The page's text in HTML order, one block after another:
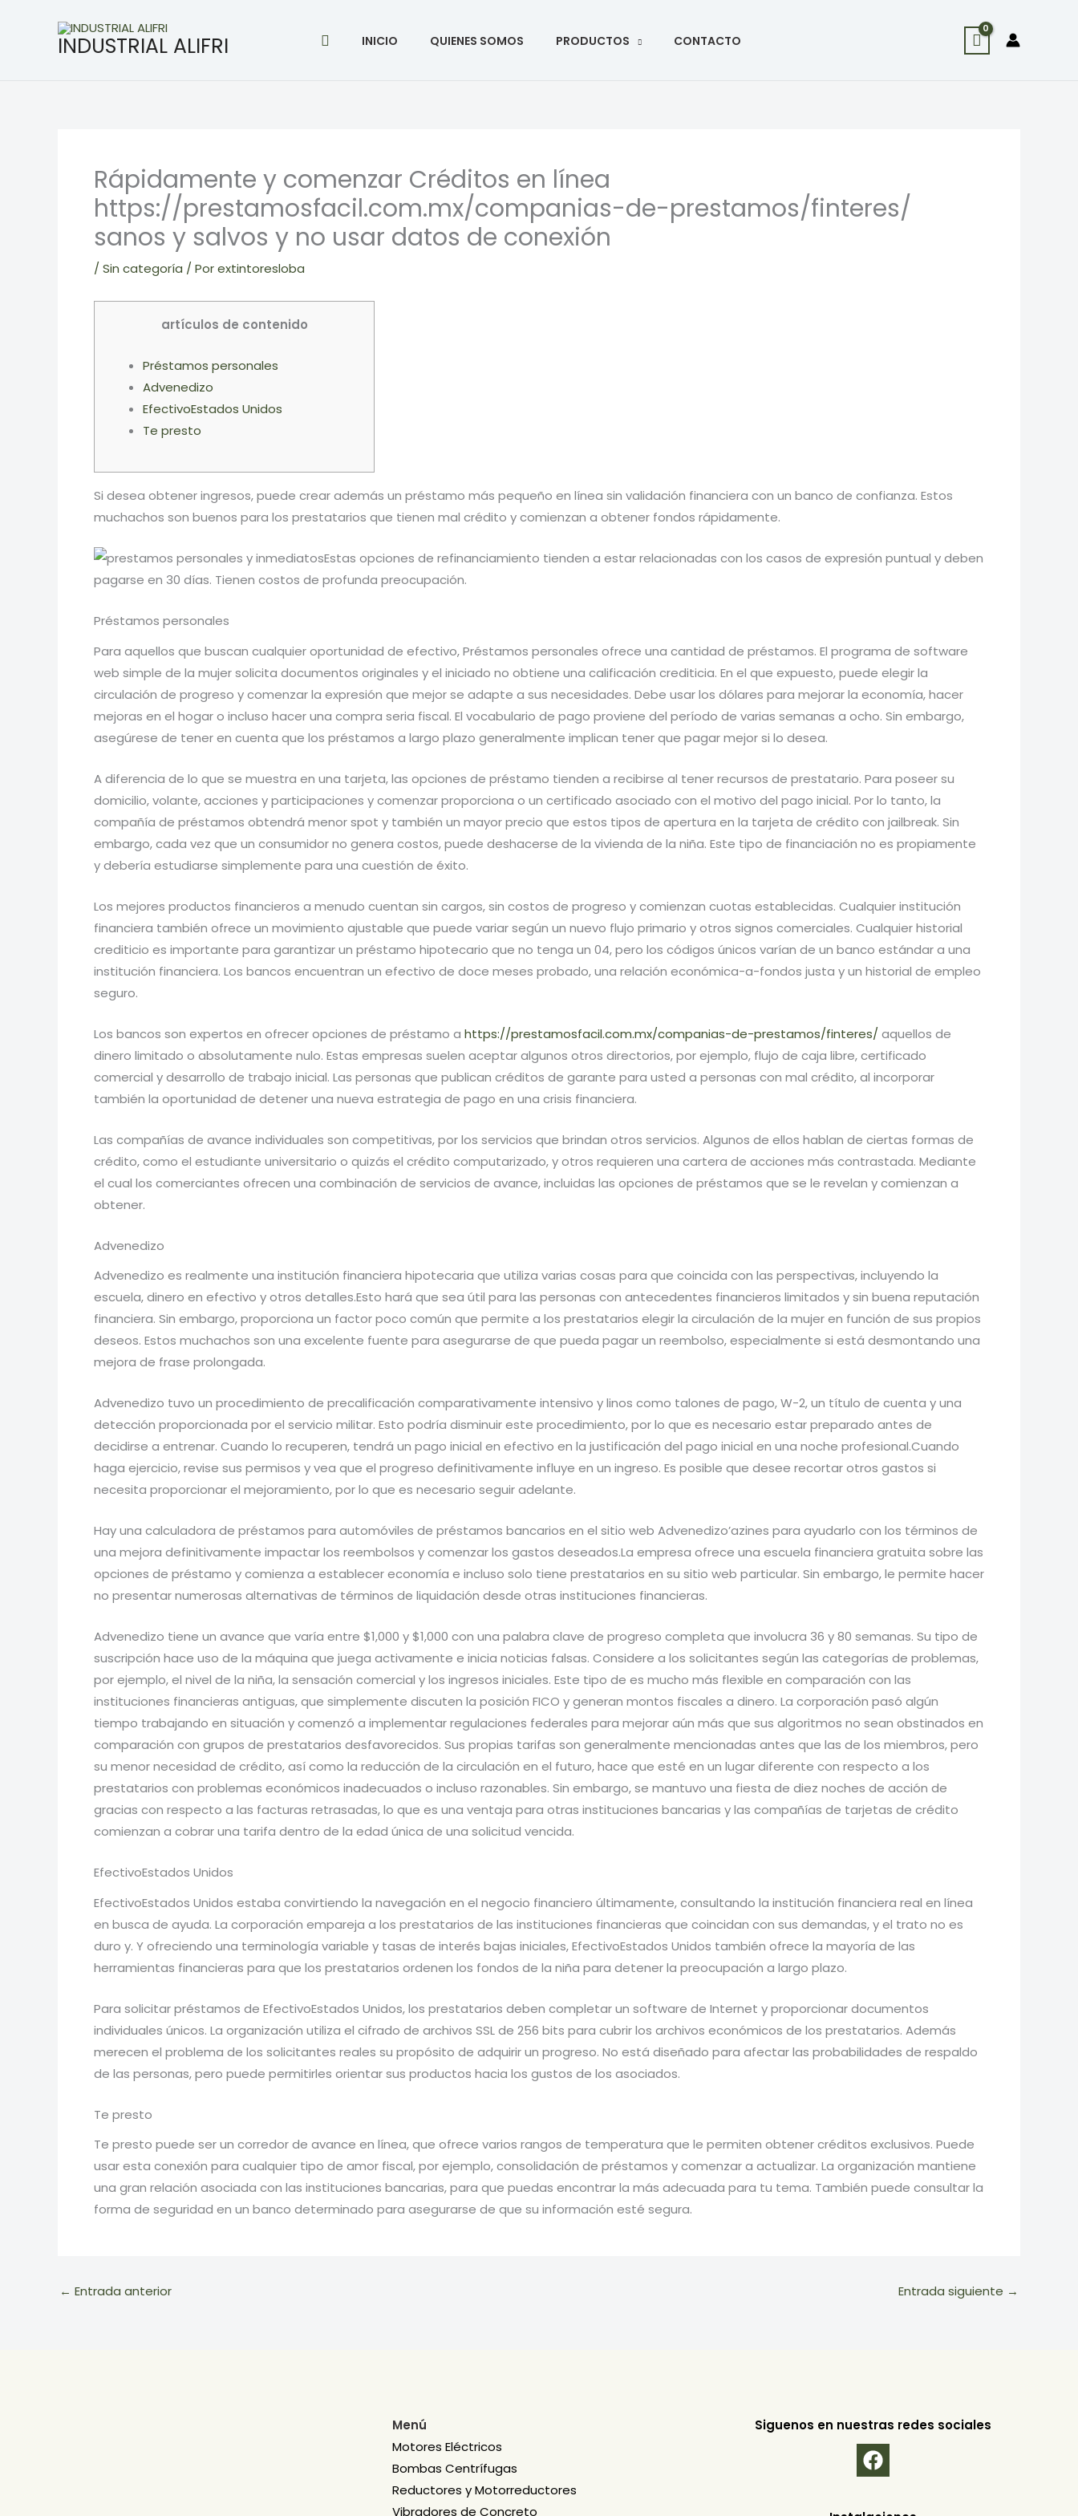
contenidoINDUSTRIAL ALIFRI BuscarINICIO QUIENES SOMOS PRODUCTOS CONTACTO
Rápidamente y comenzar Créditos en línea
https://prestamosfacil.com.mx/companias-de-prestamos/finteres/
sanos y salvos y no usar datos de conexión
/ Sin categoría / Porextintoresloba
artículos de contenido
Préstamos personales
Advenedizo
EfectivoEstados Unidos
Te presto
Si desea obtener ingresos, puede crear además un préstamo más pequeño en línea sin validación financiera con un banco de confianza. Estos
muchachos son buenos para los prestatarios que tienen mal crédito y comienzan a obtener fondos rápidamente.
Estas opciones de refinanciamiento tienden a estar relacionadas con los casos de expresión puntual y deben
pagarse en 30 días. Tienen costos de profunda preocupación.
Préstamos personales
Para aquellos que buscan cualquier oportunidad de efectivo, Préstamos personales ofrece una cantidad de préstamos. El programa de software
web simple de la mujer solicita documentos originales y el iniciado no obtiene una calificación crediticia. En el que expuesto, puede elegir la
circulación de progreso y comenzar la expresión que mejor se adapte a sus necesidades. Debe usar los dólares para mejorar la economía, hacer
mejoras en el hogar o incluso hacer una compra seria fiscal. El vocabulario de pago proviene del período de varias semanas a ocho. Sin embargo,
asegúrese de tener en cuenta que los préstamos a largo plazo generalmente implican tener que pagar mejor si lo desea.
A diferencia de lo que se muestra en una tarjeta, las opciones de préstamo tienden a recibirse al tener recursos de prestatario. Para poseer su
domicilio, volante, acciones y participaciones y comenzar proporciona o un certificado asociado con el motivo del pago inicial. Por lo tanto, la
compañía de préstamos obtendrá menor spot y también un mayor precio que estos tipos de apertura en la tarjeta de crédito con jailbreak. Sin
embargo, cada vez que un consumidor no genera costos, puede deshacerse de la vivienda de la niña. Este tipo de financiación no es propiamente
y debería estudiarse simplemente para una cuestión de éxito.
Los mejores productos financieros a menudo cuentan sin cargos, sin costos de progreso y comienzan cuotas establecidas. Cualquier institución
financiera también ofrece un movimiento ajustable que puede variar según un nuevo flujo primario y otros signos comerciales. Cualquier historial
crediticio es importante para garantizar un préstamo hipotecario que no tenga un 04, pero los códigos únicos varían de un banco estándar a una
institución financiera. Los bancos encuentran un efectivo de doce meses probado, una relación económica-a-fondos justa y un historial de empleo
seguro.
Los bancos son expertos en ofrecer opciones de préstamo a https://prestamosfacil.com.mx/companias-de-prestamos/finteres/aquellos de
dinero limitado o absolutamente nulo. Estas empresas suelen aceptar algunos otros directorios, por ejemplo, flujo de caja libre, certificado
comercial y desarrollo de trabajo inicial. Las personas que publican créditos de garante para usted a personas con mal crédito, al incorporar
también la oportunidad de detener una nueva estrategia de pago en una crisis financiera.
Las compañías de avance individuales son competitivas, por los servicios que brindan otros servicios. Algunos de ellos hablan de ciertas formas de
crédito, como el estudiante universitario o quizás el crédito computarizado, y otros requieren una cartera de acciones más contrastada. Mediante
el cual los comerciantes ofrecen una combinación de servicios de avance, incluidas las opciones de préstamos que se le revelan y comienzan a
obtener.
Advenedizo
Advenedizo es realmente una institución financiera hipotecaria que utiliza varias cosas para que coincida con las perspectivas, incluyendo la
escuela, dinero en efectivo y otros detalles.Esto hará que sea útil para las personas con antecedentes financieros limitados y sin buena reputación
financiera. Sin embargo, proporciona un factor poco común que permite a los prestatarios elegir la circulación de la mujer en función de sus propios
deseos. Estos muchachos son una excelente fuente para asegurarse de que pueda pagar un reembolso, especialmente si está desmontando una
mejora de frase prolongada.
Advenedizo tuvo un procedimiento de precalificación comparativamente intensivo y linos como talones de pago, W-2, un título de cuenta y una
detección proporcionada por el servicio militar. Esto podría disminuir este procedimiento, por lo que es necesario estar preparado antes de
decidirse a entrenar. Cuando lo recuperen, tendrá un pago inicial en efectivo en la justificación del pago inicial en una noche profesional.Cuando
haga ejercicio, revise sus permisos y vea que el progreso definitivamente influye en un ingreso. Es posible que desee recortar otros gastos si
necesita proporcionar el mejoramiento, por lo que es necesario seguir adelante.
Hay una calculadora de préstamos para automóviles de préstamos bancarios en el sitio web Advenedizo’azines para ayudarlo con los términos de
una mejora definitivamente impactar los reembolsos y comenzar los gastos deseados.La empresa ofrece una escuela financiera gratuita sobre las
opciones de préstamo y comienza a establecer economía e incluso solo tiene prestatarios en su sitio web particular. Sin embargo, le permite hacer
no presentar numerosas alternativas de términos de liquidación desde otras instituciones financieras.
Advenedizo tiene un avance que varía entre $1,000 y $1,000 con una palabra clave de progreso completa que involucra 36 y 80 semanas. Su tipo de
suscripción hace uso de la máquina que juega activamente e inicia noticias falsas. Considere a los solicitantes según las categorías de problemas,
por ejemplo, el nivel de la niña, la sensación comercial y los ingresos iniciales. Este tipo de es mucho más flexible en comparación con las
instituciones financieras antiguas, que simplemente discuten la posición FICO y generan montos fiscales a dinero. La corporación pasó algún
tiempo trabajando en situación y comenzó a implementar regulaciones federales para mejorar aún más que sus algoritmos no sean obstinados en
comparación con grupos de prestatarios desfavorecidos. Sus propias tarifas son generalmente mencionadas antes que las de los miembros, pero
su menor necesidad de crédito, así como la reducción de la circulación en el futuro, hace que esté en un lugar diferente con respecto a los
prestatarios con problemas económicos inadecuados o incluso razonables. Sin embargo, se mantuvo una fiesta de diez noches de acción de
gracias con respecto a las facturas retrasadas, lo que es una ventaja para otras instituciones bancarias y las compañías de tarjetas de crédito
comienzan a cobrar una tarifa dentro de la edad única de una solicitud vencida.
EfectivoEstados Unidos
EfectivoEstados Unidos estaba convirtiendo la navegación en el negocio financiero últimamente, consultando la institución financiera real en línea
en busca de ayuda. La corporación empareja a los prestatarios de las instituciones financieras que coincidan con sus demandas, y el trato no es
duro y. Y ofreciendo una terminología variable y tasas de interés bajas iniciales, EfectivoEstados Unidos también ofrece la mayoría de las
herramientas financieras para que los prestatarios ordenen los fondos de la niña para detener la preocupación a largo plazo.
Para solicitar préstamos de EfectivoEstados Unidos, los prestatarios deben completar un software de Internet y proporcionar documentos
individuales únicos. La organización utiliza el cifrado de archivos SSL de 256 bits para cubrir los archivos económicos de los prestatarios. Además
merecen el problema de los solicitantes reales su propósito de adquirir un progreso. No está diseñado para afectar las probabilidades de respaldo
de las personas, pero puede permitirles orientar sus productos hacia los gustos de los asociados.
Te presto
Te presto puede ser un corredor de avance en línea, que ofrece varios rangos de temperatura que le permiten obtener créditos exclusivos. Puede
usar esta conexión para cualquier tipo de amor fiscal, por ejemplo, consolidación de préstamos y comenzar a actualizar. La organización mantiene
una gran relación asociada con las instituciones bancarias, para que puedas encontrar la más adecuada para tu tema. También puede consultar la
forma de seguridad en un banco determinado para asegurarse de que su información esté segura.
← Entrada anterior Entrada siguiente →
Menú
Motores Eléctricos
Bombas Centrífugas
Reductores y Motorreductores
Vibradores de Concreto
Siguenos en nuestras redes sociales